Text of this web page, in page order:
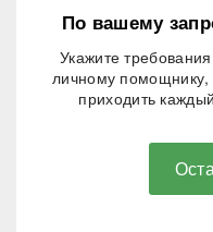
По вашему
Укажите
личному помощнику,
приходить